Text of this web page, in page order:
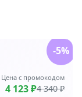
Цена с промокодом
4 123 ₽4 340 ₽
-5%